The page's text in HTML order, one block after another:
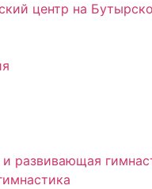
центр на
развивающая